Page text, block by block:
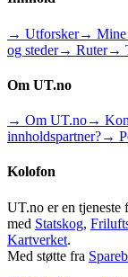
→ Utforsker→ Mine
og steder→ Ruter→
Om UT.no
→ Om UT.no→
innholdspartner?→
Kolofon
UT.no er en tjeneste
med Statskog,
Kartverket.
Med støtte fra